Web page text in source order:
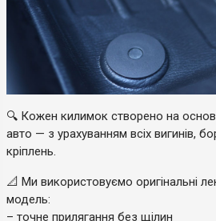
🔍 Кожен килимок створено на
авто — з урахуванням всіх вигинів,
кріплень.
📐 Ми використовуємо оригінальні
модель:
– точне прилягання без щілин